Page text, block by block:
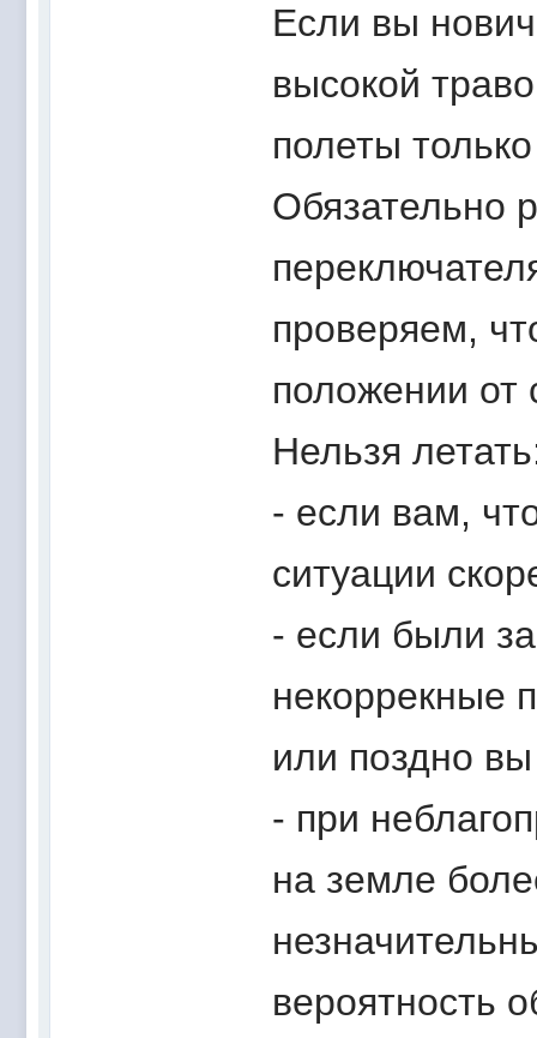
Если вы
высокой
полеты
Обязательно
проверяем,
положении от
Нельзя
- если вам,
ситуации
- если были
некоррекные
или поздно
- при
на земле
вероятность